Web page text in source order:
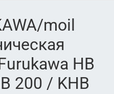
moil
HB
200 / KHB